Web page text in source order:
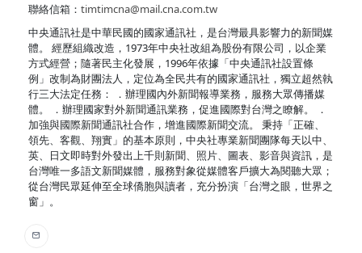
聯絡信箱： timtimcna@mail.cna.com.tw
中央通訊社是中華民國的國家通訊社，是台灣最具影響力的新聞媒
體。 經歷組織改造，1973年中央社改組為股份有限公司，以企業
方式經營；隨著民主化發展，1996年依據「中央通訊社設置條
例」改制為財團法人，定位為全民共有的國家通訊社，獨立超然執
行三大法定任務： ．辦理國內外新聞報導業務，服務大眾傳播媒
體。 ．辦理國家對外新聞通訊業務，促進國際對台灣之瞭解。 ．
加強與國際新聞通訊社合作，增進國際新聞交流。 秉持「正確、
領先、客觀、翔實」的基本原則，中央社專業新聞團隊每天以中、
英、日文即時對外發出上千則新聞、照片、圖表、影音與資訊，是
台灣唯一多語文新聞媒體，服務對象從媒體客戶擴大為閱聽大眾；
從台灣民眾延伸至全球僑胞與讀者，充分扮演「台灣之眼，世界之
窗」。